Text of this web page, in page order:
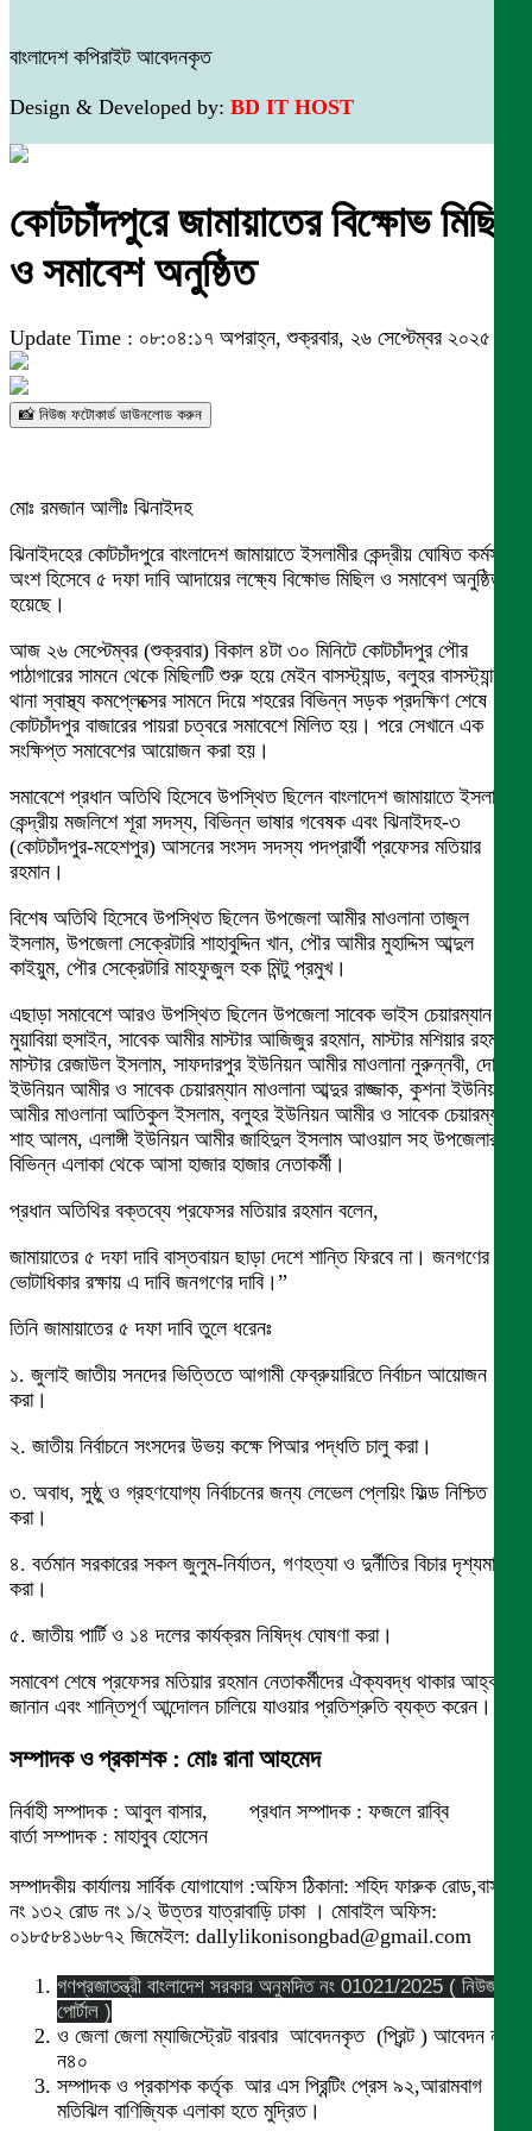
বাংলাদেশ কপিরাইট আবেদনকৃত
Design & Developed by: BD IT HOST
কোটচাঁদপুরে জামায়াতের বিক্ষোভ মিছিল
ও সমাবেশ অনুষ্ঠিত
Update Time : ০৮:০৪:১৭ অপরাহ্ন, শুক্রবার, ২৬ সেপ্টেম্বর ২০২৫
📸 নিউজ ফটোকার্ড ডাউনলোড করুন
মোঃ রমজান আলীঃ ঝিনাইদহ
ঝিনাইদহের কোটচাঁদপুরে বাংলাদেশ জামায়াতে ইসলামীর কেন্দ্রীয় ঘোষিত কর্মসূচির
অংশ হিসেবে ৫ দফা দাবি আদায়ের লক্ষ্যে বিক্ষোভ মিছিল ও সমাবেশ অনুষ্ঠিত
হয়েছে।
আজ ২৬ সেপ্টেম্বর (শুক্রবার) বিকাল ৪টা ৩০ মিনিটে কোটচাঁদপুর পৌর
পাঠাগারের সামনে থেকে মিছিলটি শুরু হয়ে মেইন বাসস্ট্যান্ড, বলুহর বাসস্ট্যান্ড,
থানা স্বাস্থ্য কমপ্লেক্সের সামনে দিয়ে শহরের বিভিন্ন সড়ক প্রদক্ষিণ শেষে
কোটচাঁদপুর বাজারের পায়রা চত্বরে সমাবেশে মিলিত হয়। পরে সেখানে এক
সংক্ষিপ্ত সমাবেশের আয়োজন করা হয়।
সমাবেশে প্রধান অতিথি হিসেবে উপস্থিত ছিলেন বাংলাদেশ জামায়াতে ইসলামীর
কেন্দ্রীয় মজলিশে শূরা সদস্য, বিভিন্ন ভাষার গবেষক এবং ঝিনাইদহ-৩
(কোটচাঁদপুর-মহেশপুর) আসনের সংসদ সদস্য পদপ্রার্থী প্রফেসর মতিয়ার
রহমান।
বিশেষ অতিথি হিসেবে উপস্থিত ছিলেন উপজেলা আমীর মাওলানা তাজুল
ইসলাম, উপজেলা সেক্রেটারি শাহাবুদ্দিন খান, পৌর আমীর মুহাদ্দিস আব্দুল
কাইয়ুম, পৌর সেক্রেটারি মাহফুজুল হক মিন্টু প্রমুখ।
এছাড়া সমাবেশে আরও উপস্থিত ছিলেন উপজেলা সাবেক ভাইস চেয়ারম্যান
মুয়াবিয়া হুসাইন, সাবেক আমীর মাস্টার আজিজুর রহমান, মাস্টার মশিয়ার রহমান,
মাস্টার রেজাউল ইসলাম, সাফদারপুর ইউনিয়ন আমীর মাওলানা নুরুন্নবী, দোড়া
ইউনিয়ন আমীর ও সাবেক চেয়ারম্যান মাওলানা আব্দুর রাজ্জাক, কুশনা ইউনিয়ন
আমীর মাওলানা আতিকুল ইসলাম, বলুহর ইউনিয়ন আমীর ও সাবেক চেয়ারম্যান
শাহ আলম, এলাঙ্গী ইউনিয়ন আমীর জাহিদুল ইসলাম আওয়াল সহ উপজেলার
বিভিন্ন এলাকা থেকে আসা হাজার হাজার নেতাকর্মী।
প্রধান অতিথির বক্তব্যে প্রফেসর মতিয়ার রহমান বলেন,
জামায়াতের ৫ দফা দাবি বাস্তবায়ন ছাড়া দেশে শান্তি ফিরবে না। জনগণের
ভোটাধিকার রক্ষায় এ দাবি জনগণের দাবি।”
তিনি জামায়াতের ৫ দফা দাবি তুলে ধরেনঃ
১. জুলাই জাতীয় সনদের ভিত্তিতে আগামী ফেব্রুয়ারিতে নির্বাচন আয়োজন
করা।
২. জাতীয় নির্বাচনে সংসদের উভয় কক্ষে পিআর পদ্ধতি চালু করা।
৩. অবাধ, সুষ্ঠু ও গ্রহণযোগ্য নির্বাচনের জন্য লেভেল প্লেয়িং ফিল্ড নিশ্চিত
করা।
৪. বর্তমান সরকারের সকল জুলুম-নির্যাতন, গণহত্যা ও দুর্নীতির বিচার দৃশ্যমান
করা।
৫. জাতীয় পার্টি ও ১৪ দলের কার্যক্রম নিষিদ্ধ ঘোষণা করা।
সমাবেশ শেষে প্রফেসর মতিয়ার রহমান নেতাকর্মীদের ঐক্যবদ্ধ থাকার আহ্বান
জানান এবং শান্তিপূর্ণ আন্দোলন চালিয়ে যাওয়ার প্রতিশ্রুতি ব্যক্ত করেন।
সম্পাদক ও প্রকাশক : মোঃ রানা আহমেদ
নির্বাহী সম্পাদক : আবুল বাসার, প্রধান সম্পাদক : ফজলে রাব্বি
বার্তা সম্পাদক : মাহাবুব হোসেন
সম্পাদকীয় কার্যালয় সার্বিক যোগাযোগ :অফিস ঠিকানা: শহিদ ফারুক রোড,বাসা
নং ১৩২ রোড নং ১/২ উত্তর যাত্রাবাড়ি ঢাকা । মোবাইল অফিস:
০১৮৫৮৪১৬৮৭২ জিমেইল: dallylikonisongbad@gmail.com
গণপ্রজাতন্ত্রী বাংলাদেশ সরকার অনুমদিত নং 01021/2025 ( নিউজ
পোর্টাল )
ও জেলা জেলা ম্যাজিস্ট্রেট বারবার আবেদনকৃত (প্রিন্ট ) আবেদন নং
ন৪০
সম্পাদক ও প্রকাশক কর্তৃক আর এস প্রিন্টিং প্রেস ৯২,আরামবাগ
মতিঝিল বাণিজ্যিক এলাকা হতে মুদ্রিত।